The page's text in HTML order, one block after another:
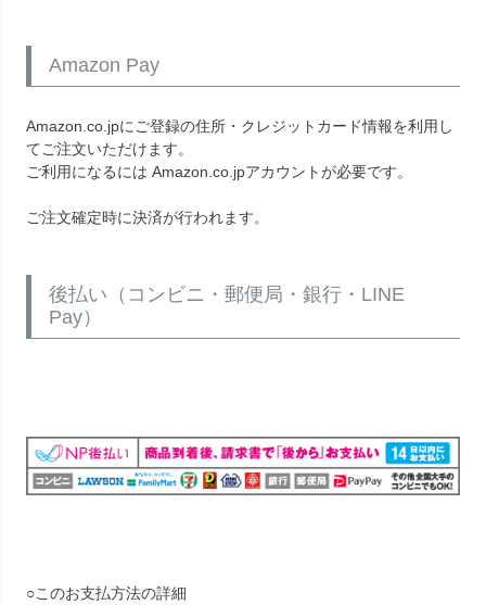
Amazon Pay
Amazon.co.jpにご登録の住所・クレジットカード情報を利用し
てご注文いただけます。
ご利用になるには Amazon.co.jpアカウントが必要です。
ご注文確定時に決済が行われます。
後払い（コンビニ・郵便局・銀行・LINE
Pay）
○このお支払方法の詳細